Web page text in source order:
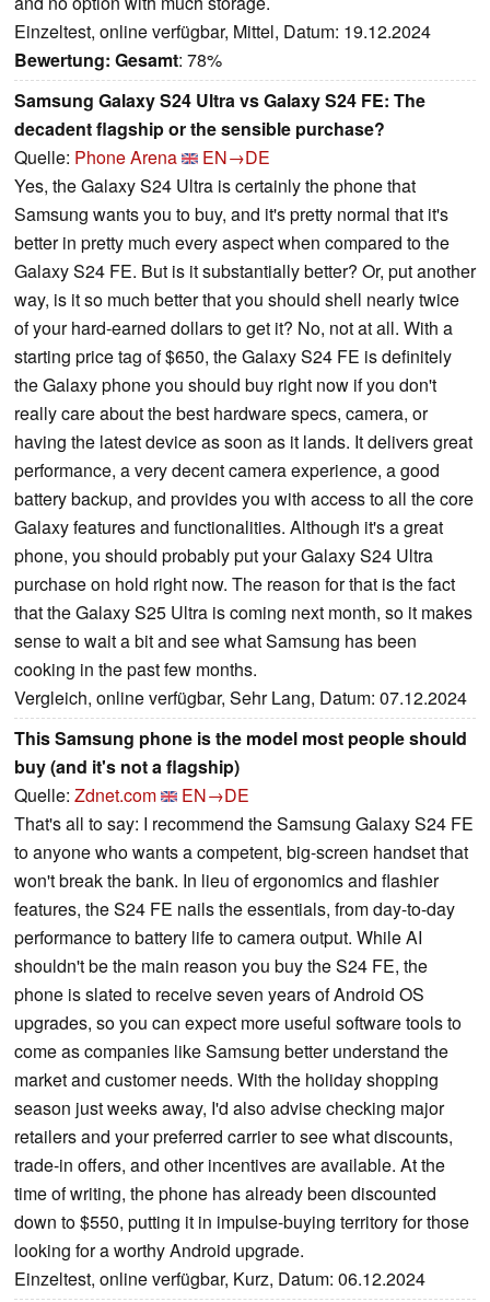
Einzeltest, online verfügbar, Mittel, Datum: 19.12.2024
Bewertung: Gesamt: 78%
Samsung Galaxy S24 Ultra vs Galaxy S24 FE: The
decadent flagship or the sensible purchase?
Quelle: Phone Arena
EN→DE
Yes, the Galaxy S24 Ultra is certainly the phone that
Samsung wants you to buy, and it's pretty normal that it's
better in pretty much every aspect when compared to the
Galaxy S24 FE. But is it substantially better? Or, put another
way, is it so much better that you should shell nearly twice
of your hard-earned dollars to get it? No, not at all. With a
starting price tag of $650, the Galaxy S24 FE is definitely
the Galaxy phone you should buy right now if you don't
really care about the best hardware specs, camera, or
having the latest device as soon as it lands. It delivers great
performance, a very decent camera experience, a good
battery backup, and provides you with access to all the core
Galaxy features and functionalities. Although it's a great
phone, you should probably put your Galaxy S24 Ultra
purchase on hold right now. The reason for that is the fact
that the Galaxy S25 Ultra is coming next month, so it makes
sense to wait a bit and see what Samsung has been
cooking in the past few months.
Vergleich, online verfügbar, Sehr Lang, Datum: 07.12.2024
This Samsung phone is the model most people should
buy (and it's not a flagship)
Quelle: Zdnet.com
EN→DE
That's all to say: I recommend the Samsung Galaxy S24 FE
to anyone who wants a competent, big-screen handset that
won't break the bank. In lieu of ergonomics and flashier
features, the S24 FE nails the essentials, from day-to-day
performance to battery life to camera output. While AI
shouldn't be the main reason you buy the S24 FE, the
phone is slated to receive seven years of Android OS
upgrades, so you can expect more useful software tools to
come as companies like Samsung better understand the
market and customer needs. With the holiday shopping
season just weeks away, I'd also advise checking major
retailers and your preferred carrier to see what discounts,
trade-in offers, and other incentives are available. At the
time of writing, the phone has already been discounted
down to $550, putting it in impulse-buying territory for those
looking for a worthy Android upgrade.
Einzeltest, online verfügbar, Kurz, Datum: 06.12.2024